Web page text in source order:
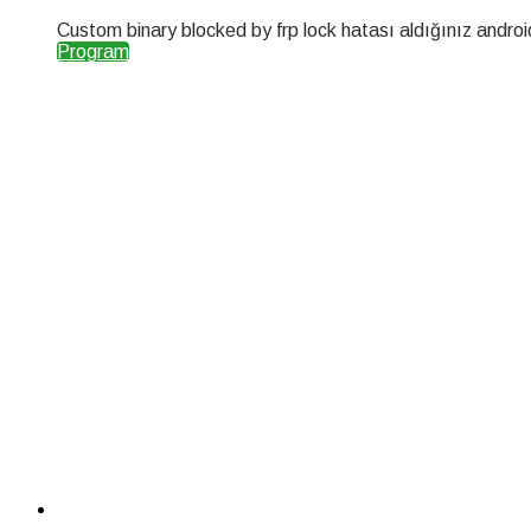
Custom binary blocked by frp lock hatası aldığınız
Program